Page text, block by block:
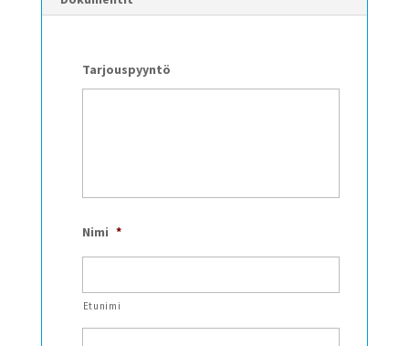
Tarjouspyyntö
Nimi *
Etunimi